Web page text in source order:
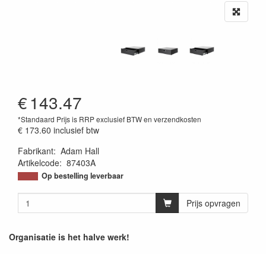
€143.47
*Standaard Prijs is RRP exclusief BTW en verzendkosten
€ 173.60 inclusief btw
Fabrikant: Adam Hall
Artikelcode: 87403A
Op bestelling leverbaar
Prijs opvragen
Organisatie is het halve werk!